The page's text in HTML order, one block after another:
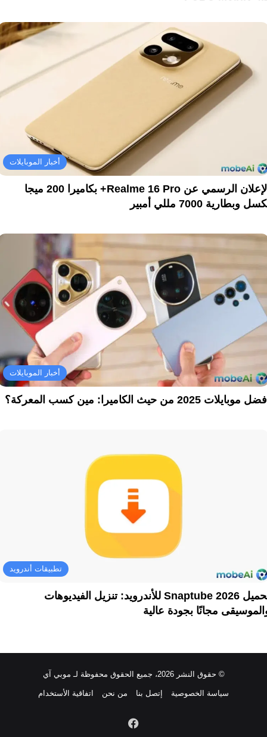
أخبار الموبايلات
الإعلان الرسمي عن Realme 16 Pro+ بكاميرا 200 ميجا
وبطارية 7000 مللي أمبير
أخبار الموبايلات
موبايلات 2025 من حيث الكاميرا: مين كسب المعركة؟
تطبيقات أندرويد
تحميل Snaptube 2026 للأندرويد: تنزيل الفيديوهات
مجانًا بجودة عالية
© حقوق النشر 2026، جميع الحقوق محفوظة لـ موبي آي
سياسة الخصوصية إتصل بنا من نحن اتفاقية الأستخدام